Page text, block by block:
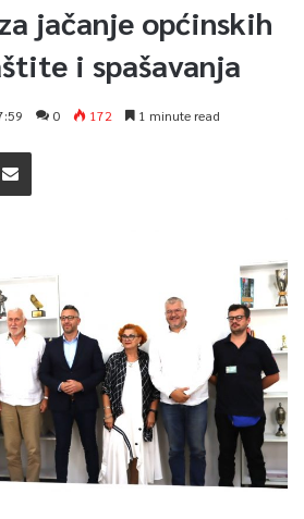
jačanje općinskih
i spašavanja
0 172 1 minute read